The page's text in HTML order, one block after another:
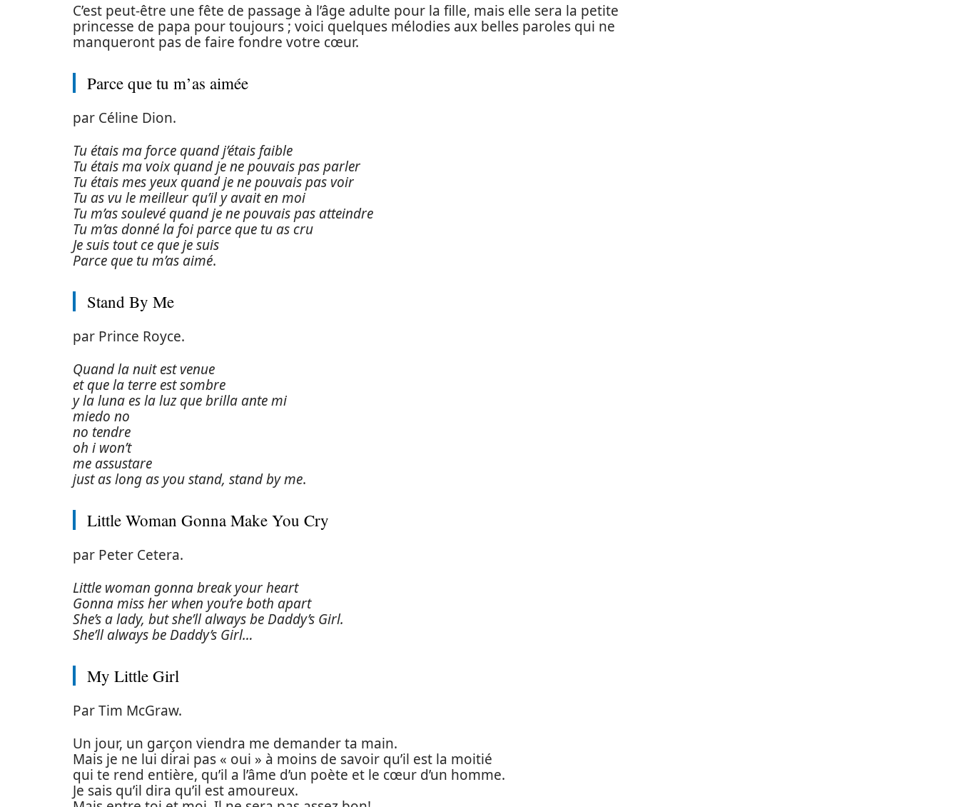
C’est peut-être une fête de passage à l’âge adulte pour la fille, mais elle sera la petite
princesse de papa pour toujours ; voici quelques mélodies aux belles paroles qui ne
manqueront pas de faire fondre votre cœur.
Parce que tu m’as aimée
par Céline Dion.
Tu étais ma force quand j’étais faible
Tu étais ma voix quand je ne pouvais pas parler
Tu étais mes yeux quand je ne pouvais pas voir
Tu as vu le meilleur qu’il y avait en moi
Tu m’as soulevé quand je ne pouvais pas atteindre
Tu m’as donné la foi parce que tu as cru
Je suis tout ce que je suis
Parce que tu m’as aimé.
Stand By Me
par Prince Royce.
Quand la nuit est venue
et que la terre est sombre
y la luna es la luz que brilla ante mi
miedo no
no tendre
oh i won’t
me assustare
just as long as you stand, stand by me.
Little Woman Gonna Make You Cry
par Peter Cetera.
Little woman gonna break your heart
Gonna miss her when you’re both apart
She’s a lady, but she’ll always be Daddy’s Girl.
She’ll always be Daddy’s Girl…
My Little Girl
Par Tim McGraw.
Un jour, un garçon viendra me demander ta main.
Mais je ne lui dirai pas « oui » à moins de savoir qu’il est la moitié
qui te rend entière, qu’il a l’âme d’un poète et le cœur d’un homme.
Je sais qu’il dira qu’il est amoureux.